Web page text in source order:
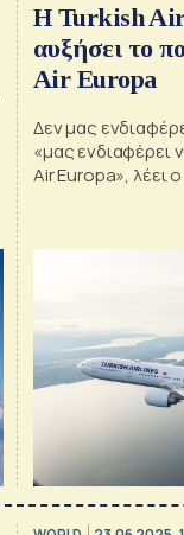
H Turkish
αυξήσει το
Air Europa
Δεν μας
«μας ενδιαφέρει
Air Europa», λέει